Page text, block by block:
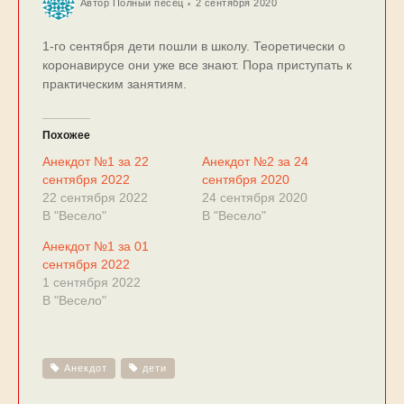
Автор Полный песец 2 сентября 2020
1-го сентября дети пошли в школу. Теоретически о
коронавирусе они уже все знают. Пора приступать к
практическим занятиям.
Похожее
Анекдот №1 за 22
сентября 2022
22 сентября 2022
В "Весело"
Анекдот №2 за 24
сентября 2020
24 сентября 2020
В "Весело"
Анекдот №1 за 01
сентября 2022
1 сентября 2022
В "Весело"
Анекдот дети